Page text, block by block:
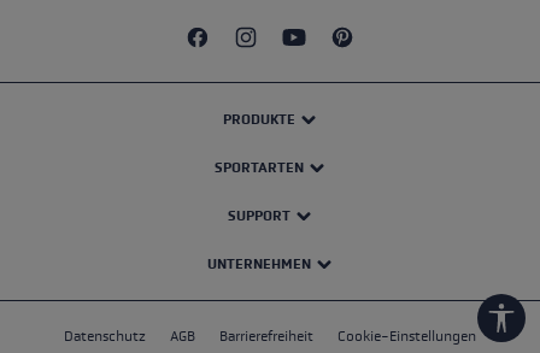
PRODUKTE
SPORTARTEN
SUPPORT
UNTERNEHMEN
Datenschutz AGB Barrierefreiheit Cookie-Einstellungen